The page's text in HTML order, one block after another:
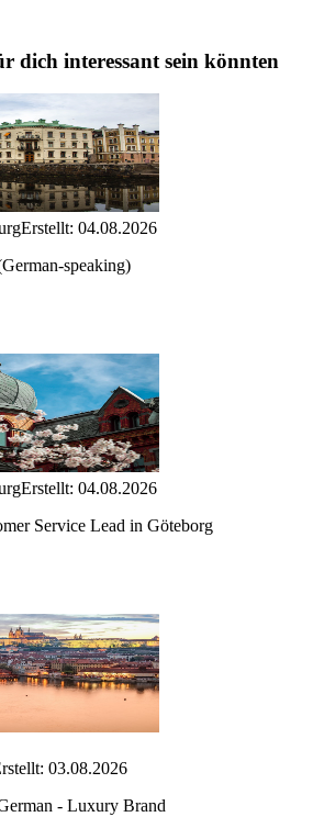
dich interessant sein könnten
Erstellt: 04.08.2026
speaking)
Erstellt: 04.08.2026
Service Lead in Göteborg
03.08.2026
- Luxury Brand